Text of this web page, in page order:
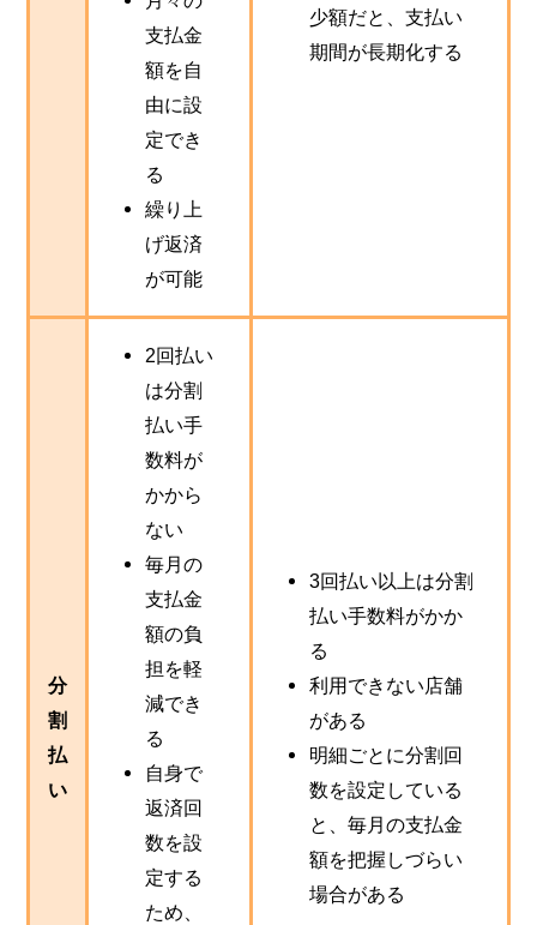
支払金
額を自
由に設
定でき
る
繰り上
げ返済
が可能
少額だと、支払い
期間が長期化する
分
割
払
い
2回払い
は分割
払い手
数料が
かから
ない
毎月の
支払金
額の負
担を軽
減でき
る
自身で
返済回
数を設
定する
ため、
3回払い以上は分割
払い手数料がかか
る
利用できない店舗
がある
明細ごとに分割回
数を設定している
と、毎月の支払金
額を把握しづらい
場合がある